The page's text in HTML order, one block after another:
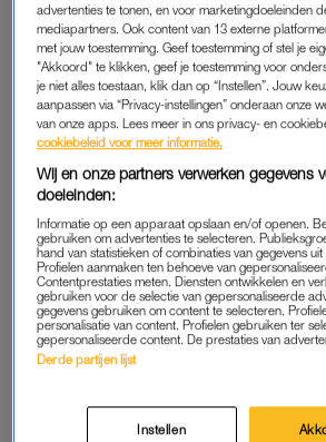
door op de zwarte markt. Afgelopen
Autoriteit Persoonsgegevens dat er “nog
risico’s” voor de bescherming van
bij de GGD. Ook moet de organisatie
gegevens te beschermen. Dat meldde
Persoonsgegevens.
Over het tonen van persoonsgegevens
een woordvoerder van GGD GHOR
gebeurd. Dit hoort niet en is ook niet onze
van zaken. Elke opleiding wordt gegeven
testomgeving met fictieve personen en
medewerker die aan deze training heeft
gemeld bij de GGD Gelderland-Midden.
advertenties te tonen, en voor marketingdoeleinden
mediapartners. Ook content van 13 externe
met jouw toestemming. Geef toestemming of stel je
"Akkoord" te klikken, geef je toestemming voor
je niet alles toestaan, klik dan op “Instellen”. Jouw
aanpassen via “Privacy-instellingen” onderaan onze
van onze apps. Lees meer in ons privacy- en
cookiebeleid voor meer informatie.
Wij en onze partners verwerken gegevens
doeleinden:
Informatie op een apparaat opslaan en/of openen.
gebruiken om advertenties te selecteren.
hand van statistieken of combinaties van gegevens
Profielen aanmaken ten behoeve van
Contentprestaties meten. Diensten ontwikkelen en
gebruiken voor de selectie van gepersonaliseerde
gegevens gebruiken om content te selecteren.
personalisatie van content. Profielen gebruiken ter
gepersonaliseerde content. De prestaties van
Derde partijen lijst
Instellen